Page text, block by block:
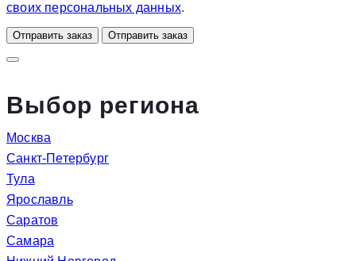
своих персональных данных.
Отправить заказ Отправить заказ
Выбор региона
Москва
Санкт-Петербург
Тула
Ярославль
Саратов
Самара